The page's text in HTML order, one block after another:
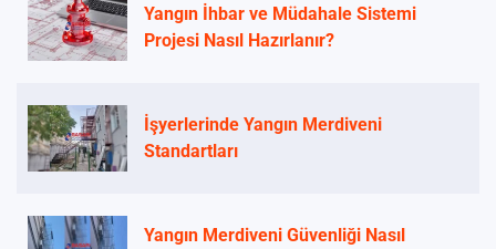
Yangın İhbar ve Müdahale Sistemi
Projesi Nasıl Hazırlanır?
İşyerlerinde Yangın Merdiveni
Standartları
Yangın Merdiveni Güvenliği Nasıl